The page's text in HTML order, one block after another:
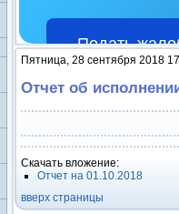
Подать
Пятница, 28 сентября 2018
Отчет об
Скачать вложение:
Отчет на 01.10.2018
вверх страницы